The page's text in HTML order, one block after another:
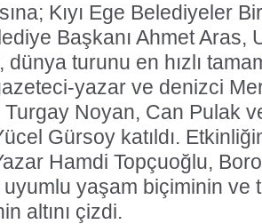
Kıyı Ege Belediyeler
Başkanı Ahmet Aras,
dünya turunu en hızlı
yazar ve denizci
Noyan, Can Pulak
Gürsoy katıldı.
Hamdi Topçuoğlu,
uyumlu yaşam biçiminin ve
altını çizdi.